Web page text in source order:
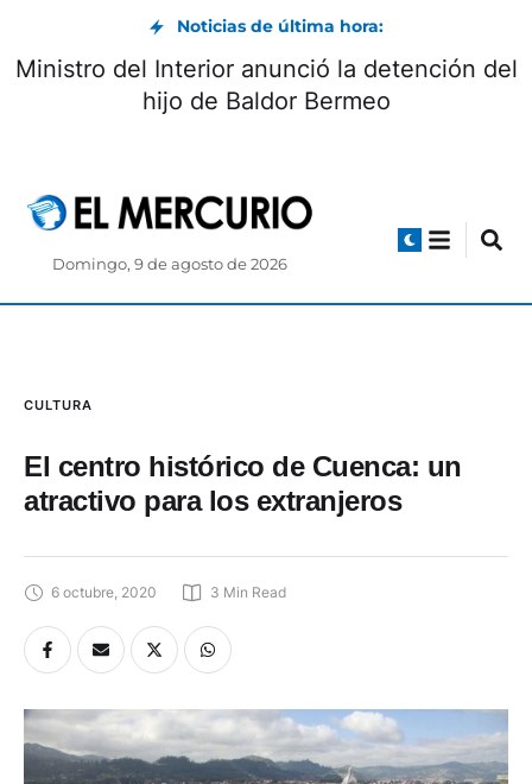
Noticias de última hora:
Ministro del Interior anunció la detención del
hijo de Baldor Bermeo
Domingo, 9 de agosto de 2026
CULTURA
El centro histórico de Cuenca: un
atractivo para los extranjeros
6 octubre, 2020 3 Min Read